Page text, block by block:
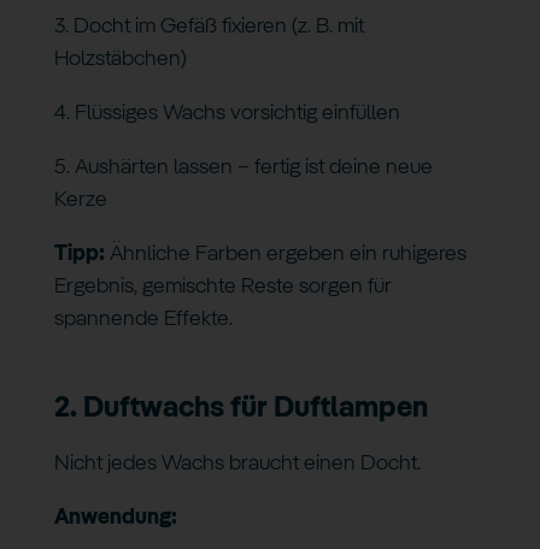
3. Docht im Gefäß fixieren (z. B. mit
Holzstäbchen)
4. Flüssiges Wachs vorsichtig einfüllen
5. Aushärten lassen – fertig ist deine neue
Kerze
Tipp: Ähnliche Farben ergeben ein ruhigeres
Ergebnis, gemischte Reste sorgen für
spannende Effekte.
2. Duftwachs für Duftlampen
Nicht jedes Wachs braucht einen Docht.
Anwendung: